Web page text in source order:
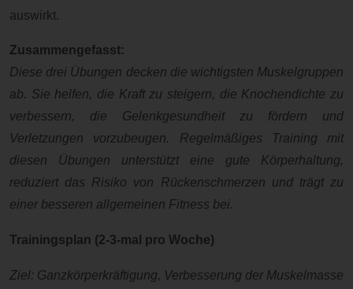
auswirkt.
Zusammengefasst:
Diese drei Übungen decken die wichtigsten Muskelgruppen
ab. Sie helfen, die Kraft zu steigern, die Knochendichte zu
verbessern, die Gelenkgesundheit zu fördern und
Verletzungen vorzubeugen. Regelmäßiges Training mit
diesen Übungen unterstützt eine gute Körperhaltung,
reduziert das Risiko von Rückenschmerzen und trägt zu
einer besseren allgemeinen Fitness bei.
Trainingsplan (2-3-mal pro Woche)
Ziel: Ganzkörperkräftigung, Verbesserung der Muskelmasse